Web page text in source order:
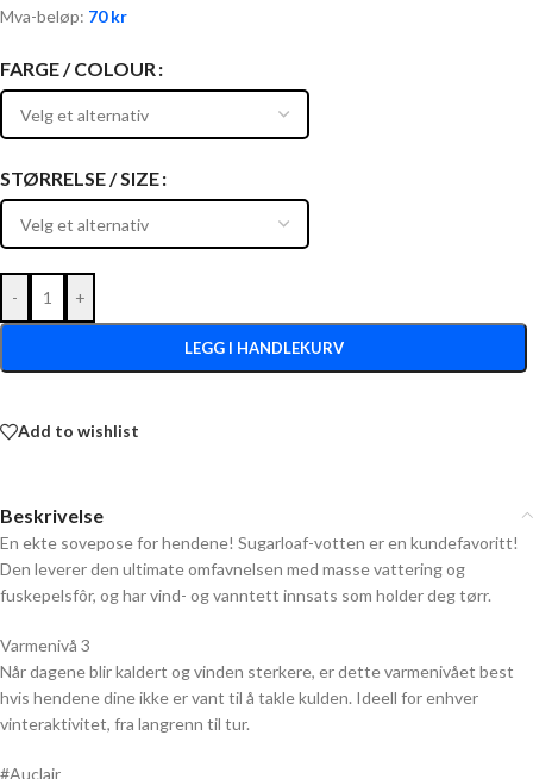
Mva-beløp: 70kr
FARGE / COLOUR
STØRRELSE / SIZE
- +
LEGG I HANDLEKURV
Add to wishlist
Beskrivelse
En ekte sovepose for hendene! Sugarloaf-votten er en kundefavoritt!
Den leverer den ultimate omfavnelsen med masse vattering og
fuskepelsfôr, og har vind- og vanntett innsats som holder deg tørr.
Varmenivå 3
Når dagene blir kaldert og vinden sterkere, er dette varmenivået best
hvis hendene dine ikke er vant til å takle kulden. Ideell for enhver
vinteraktivitet, fra langrenn til tur.
#Auclair